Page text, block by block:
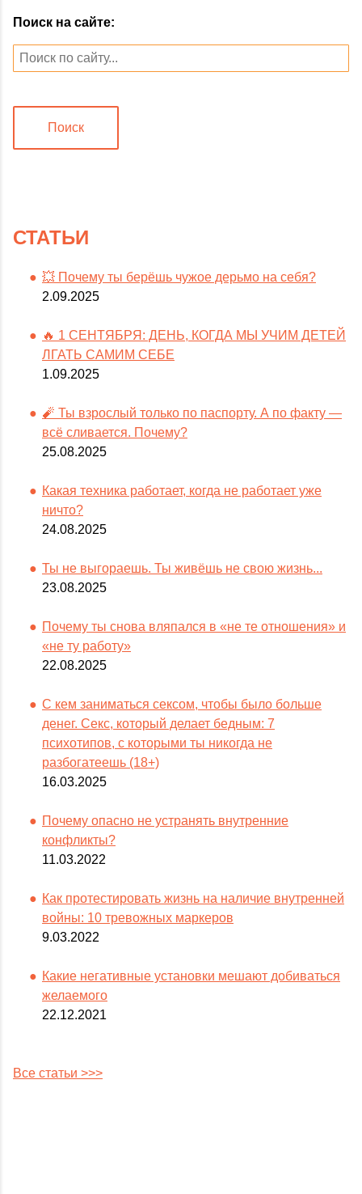
Поиск на сайте:
Поиск
СТАТЬИ
💥 Почему ты берёшь чужое дерьмо на себя?
2.09.2025
🔥 1 СЕНТЯБРЯ: ДЕНЬ, КОГДА МЫ УЧИМ ДЕТЕЙ
ЛГАТЬ САМИМ СЕБЕ
1.09.2025
🧨 Ты взрослый только по паспорту. А по факту —
всё сливается. Почему?
25.08.2025
Какая техника работает, когда не работает уже
ничто?
24.08.2025
Ты не выгораешь. Ты живёшь не свою жизнь...
23.08.2025
Почему ты снова вляпался в «не те отношения» и
«не ту работу»
22.08.2025
С кем заниматься сексом, чтобы было больше
денег. Секс, который делает бедным: 7
психотипов, с которыми ты никогда не
разбогатеешь (18+)
16.03.2025
Почему опасно не устранять внутренние
конфликты?
11.03.2022
Как протестировать жизнь на наличие внутренней
войны: 10 тревожных маркеров
9.03.2022
Какие негативные установки мешают добиваться
желаемого
22.12.2021
Все статьи >>>